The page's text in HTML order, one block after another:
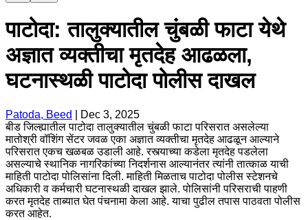
पाटोदा: तालुक्यातील चुंबळी फाटा येथे
अज्ञात व्यक्तीचा मृतदेह आढळला,
घटनास्थळी पाटोदा पोलीस दाखल
Patoda, Beed
Dec 3, 2025
बीड जिल्ह्यातील पाटोदा तालुक्यातील चुंबळी फाटा परिसरात असलेल्या
मातोश्री वॉशिंग सेंटर जवळ एका अज्ञात व्यक्तीचा मृतदेह आढळून आल्याने
परिसरात एकच खळबळ उडाली आहे. रस्त्याच्या कडेला मृतदेह पडलेला
असल्याचे स्थानिक नागरिकांच्या निदर्शनास आल्यानंतर त्यांनी तात्काळ याची
माहिती पाटोदा पोलिसांना दिली. माहिती मिळताच पाटोदा पोलीस स्टेशनचे
अधिकारी व कर्मचारी घटनास्थळी दाखल झाले. पोलिसांनी परिसराची पाहणी
करत मृतदेह ताब्यात घेत पंचनामा केला आहे. याचा पुढील तपास पाठवता पोलीस
करत आहेत.